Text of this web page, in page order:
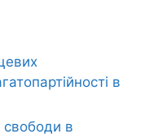
в
свободи в